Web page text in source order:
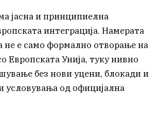
јасна и принципиелна
интеграција. Намерата
не е само формално отворање на
Европската Унија, туку нивно
без нови уцени, блокади и
условувања од официјална